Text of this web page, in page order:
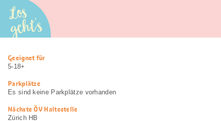
Los
geht’s
Nützliche
Informationen
Geeignet für
5-18+
Parkplätze
Es sind keine Parkplätze vorhanden
Nächste ÖV Haltestelle
Zürich HB